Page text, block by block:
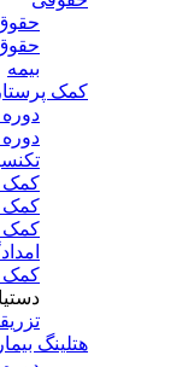
بیمه
کمک
دوره CSSD
کمک
کمک
کمک
کمک
هتلینگ